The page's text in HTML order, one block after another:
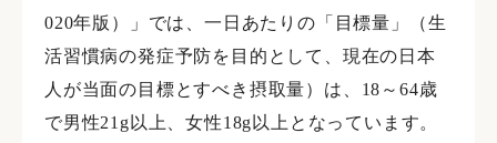
020年版）」では、一日あたりの「目標量」（生
活習慣病の発症予防を目的として、現在の日本
人が当面の目標とすべき摂取量）は、18～64歳
で男性21g以上、女性18g以上となっています。